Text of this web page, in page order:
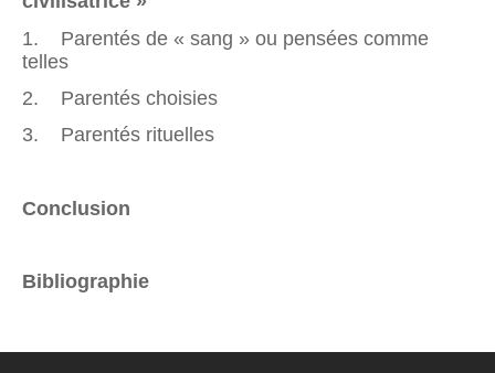
1. Parentés de « sang » ou pensées comme
telles
2. Parentés choisies
3. Parentés rituelles
Conclusion
Bibliographie